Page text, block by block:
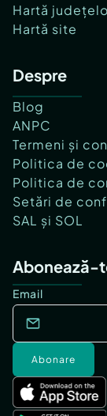
Hartă
Hartă site
Despre
Blog
ANPC
Termeni și
Politica de
Politica de
Setări de
SAL și SOL
Abonează-
Email
Abonare